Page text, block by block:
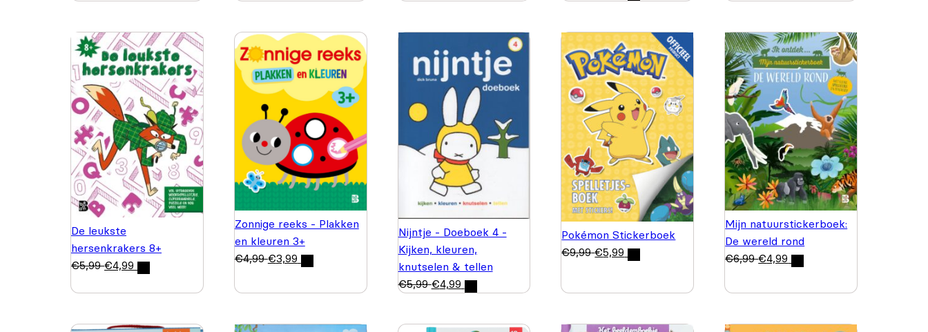
De leukste
hersenkrakers 8+
€5,99 €4,99
Zonnige reeks - Plakken
en kleuren 3+
€4,99 €3,99
Nijntje - Doeboek 4 -
Kijken, kleuren,
knutselen & tellen
€5,99 €4,99
Pokémon Stickerboek
€9,99 €5,99
Mijn natuurstickerboek:
De wereld rond
€6,99 €4,99